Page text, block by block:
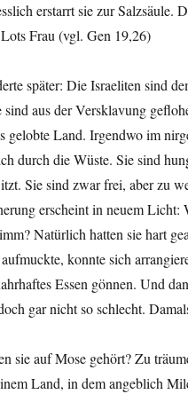
erstar­rt sie zur Salzsäule.
Frau (vgl. Gen 19,26)
später: Die Israeliten sind
sind aus der Ver­sklavung
gelobte Land. Irgend­wo im
durch die Wüste. Sie sind
Sie sind zwar frei, aber zu
erscheint in neuem Licht:
Natür­lich hat­ten sie hart
kon­nte sich
Essen gön­nen. Und
gar nicht so schlecht.
sie auf Mose gehört? Zu
Land, in dem ange­blich